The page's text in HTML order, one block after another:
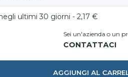
ultimi 30 giorni - 2,17 €
Sei un'azienda o un
AGGIUNGI AL